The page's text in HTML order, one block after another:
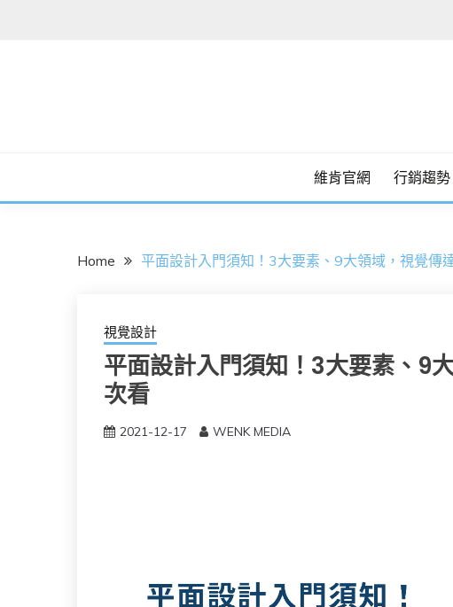
維肯官網 行銷趨勢
Home 平面設計入門須知！3大要素、9大領域，視覺傳
視覺設計
平面設計入門須知！3大要素、9
次看
2021-12-17 WENK MEDIA